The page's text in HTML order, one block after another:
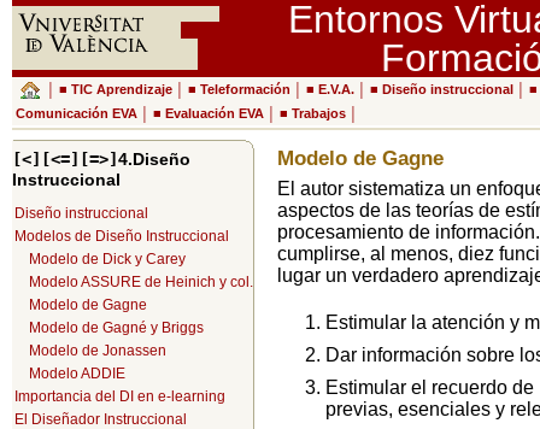
Entornos
│ ■ TIC Aprendizaje│ ■ Teleformación │ ■ E.V.A.│ ■ Diseño instruccional│ ■
Comunicación EVA│ ■ Evaluación EVA│ ■ Trabajos│
[<] [<=] [=>] 4.Diseño
Instruccional
Diseño instruccional
Modelos de Diseño Instruccional
Modelo de Dick y Carey
Modelo ASSURE de Heinich y col.
Modelo de Gagne
Modelo de Gagné y Briggs
Modelo de Jonassen
Modelo ADDIE
Importancia del DI en e-learning
El Diseñador Instruccional
Modelo de Gagne
El autor sistematiza un
aspectos de las teorías de
procesamiento de
cumplirse, al menos, diez
lugar un verdadero
Estimular la atención y
Dar información sobre
Estimular el recuerdo
previas, esenciales y